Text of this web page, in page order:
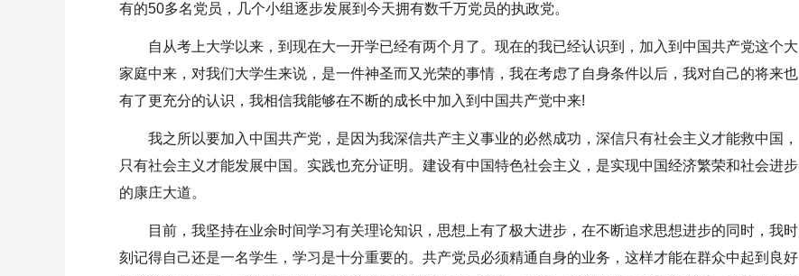
有的50多名党员，几个小组逐步发展到今天拥有数千万党员的执政党。
自从考上大学以来，到现在大一开学已经有两个月了。现在的我已经认识到，加入到中国共产党这个大
家庭中来，对我们大学生来说，是一件神圣而又光荣的事情，我在考虑了自身条件以后，我对自己的将来也
有了更充分的认识，我相信我能够在不断的成长中加入到中国共产党中来!
我之所以要加入中国共产党，是因为我深信共产主义事业的必然成功，深信只有社会主义才能救中国，
只有社会主义才能发展中国。实践也充分证明。建设有中国特色社会主义，是实现中国经济繁荣和社会进步
的康庄大道。
目前，我坚持在业余时间学习有关理论知识，思想上有了极大进步，在不断追求思想进步的同时，我时
刻记得自己还是一名学生，学习是十分重要的。共产党员必须精通自身的业务，这样才能在群众中起到良好